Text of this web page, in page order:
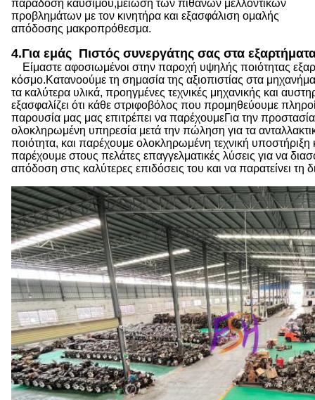
παράδοση καυσίμου,μείωση των πιθανών μελλοντικών
προβλημάτων με τον κινητήρα και εξασφάλιση ομαλής
απόδοσης μακροπρόθεσμα.
4.Για εμάς ️ Πιστός συνεργάτης σας στα
Είμαστε αφοσιωμένοι στην παροχή υψηλής ποιότητας
κόσμο.Κατανοούμε τη σημασία της αξιοπιστίας στα
τα καλύτερα υλικά, προηγμένες τεχνικές μηχανικής και
εξασφαλίζει ότι κάθε στριφοβόλος που προμηθεύουμε
παρουσία μας μας επιτρέπει να παρέχουμεΓια την
ολοκληρωμένη υπηρεσία μετά την πώληση για τα
ποιότητα, και παρέχουμε ολοκληρωμένη τεχνική
παρέχουμε στους πελάτες επαγγελματικές λύσεις για να
απόδοση στις καλύτερες επιδόσεις του και να παρατείνει τη